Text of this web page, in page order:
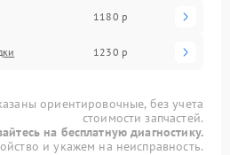
1180 р
1230 р
ориентировочные, без учета
стоимости запчастей.
на бесплатную диагностику.
и укажем на неисправность.